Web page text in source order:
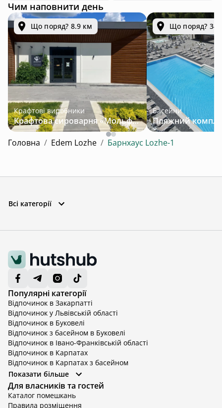
Чим наповнити день
Що поряд? 8.9 км
Крафтові виробники
Крафтова сироварня «Мольфар»
Що поряд?
Басейни
Головна / Edem Lozhe / Барнхаус Lozhe-1
Всі категорії
Популярні категорії
Відпочинок в Закарпатті
Відпочинок у Львівській області
Відпочинок в Буковелі
Відпочинок з басейном в Буковелі
Відпочинок в Івано-Франківській області
Відпочинок в Карпатах
Відпочинок в Карпатах з басейном
Відпочинок в Київській області
Відпочинок в Київській області з басейном
Відпочинок в Тернопільській області
Відпочинок у Вінницькій області
Показати більше
Для власників та гостей
Каталог помешкань
Правила розміщення